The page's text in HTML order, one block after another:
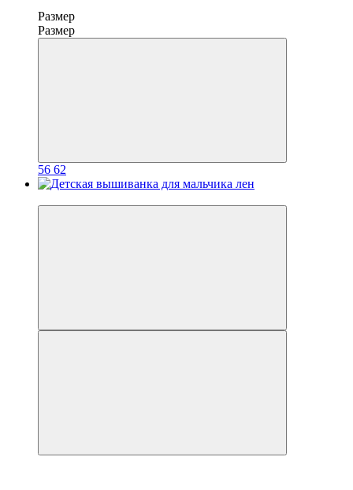
Размер
Размер
56 62